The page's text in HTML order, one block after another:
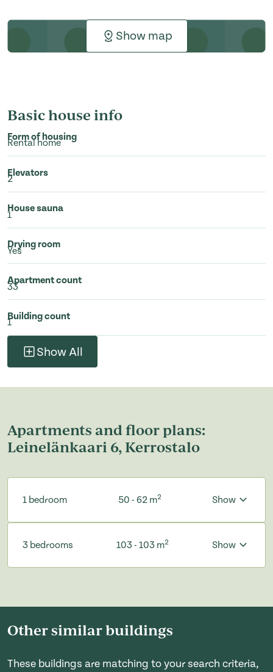
Show map
Basic house info
Form of housing
Rental home
Elevators
2
House sauna
1
Drying room
Yes
Apartment count
33
Building count
1
Show All
Apartments and floor plans:
Leinelänkaari 6, Kerrostalo
1 bedroom 50 - 62 m2 Show
3 bedrooms 103 - 103 m2 Show
Other similar buildings
These buildings are matching to your search criteria,